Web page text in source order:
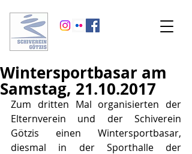
Wintersportbasar am
Samstag, 21.10.2017
Zum dritten Mal organisierten der
Elternverein und der Schiverein
Götzis einen Wintersportbasar,
diesmal in der Sporthalle der